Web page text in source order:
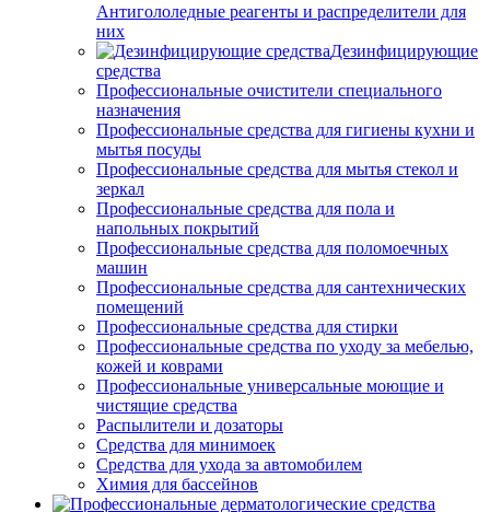
Антигололедные реагенты и распределители для
них
Дезинфицирующие
средства
Профессиональные очистители специального
назначения
Профессиональные средства для гигиены кухни и
мытья посуды
Профессиональные средства для мытья стекол и
зеркал
Профессиональные средства для пола и
напольных покрытий
Профессиональные средства для поломоечных
машин
Профессиональные средства для сантехнических
помещений
Профессиональные средства для стирки
Профессиональные средства по уходу за мебелью,
кожей и коврами
Профессиональные универсальные моющие и
чистящие средства
Распылители и дозаторы
Средства для минимоек
Средства для ухода за автомобилем
Химия для бассейнов